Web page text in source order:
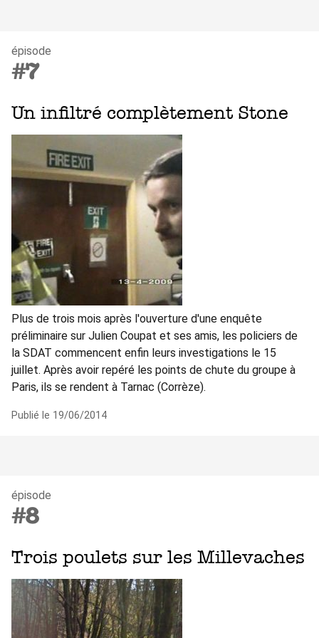
épisode
#7
Un infiltré complètement Stone
Plus de trois mois après l'ouverture d'une enquête
préliminaire sur Julien Coupat et ses amis, les policiers de
la SDAT commencent enfin leurs investigations le 15
juillet. Après avoir repéré les points de chute du groupe à
Paris, ils se rendent à Tarnac (Corrèze).
Publié le 19/06/2014
épisode
#8
Trois poulets sur les Millevaches